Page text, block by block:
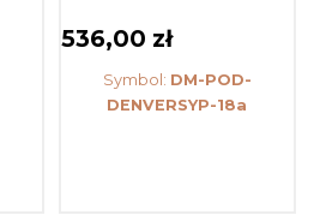
536,00 zł
Symbol: DM-POD-
DENVERSYP-18a